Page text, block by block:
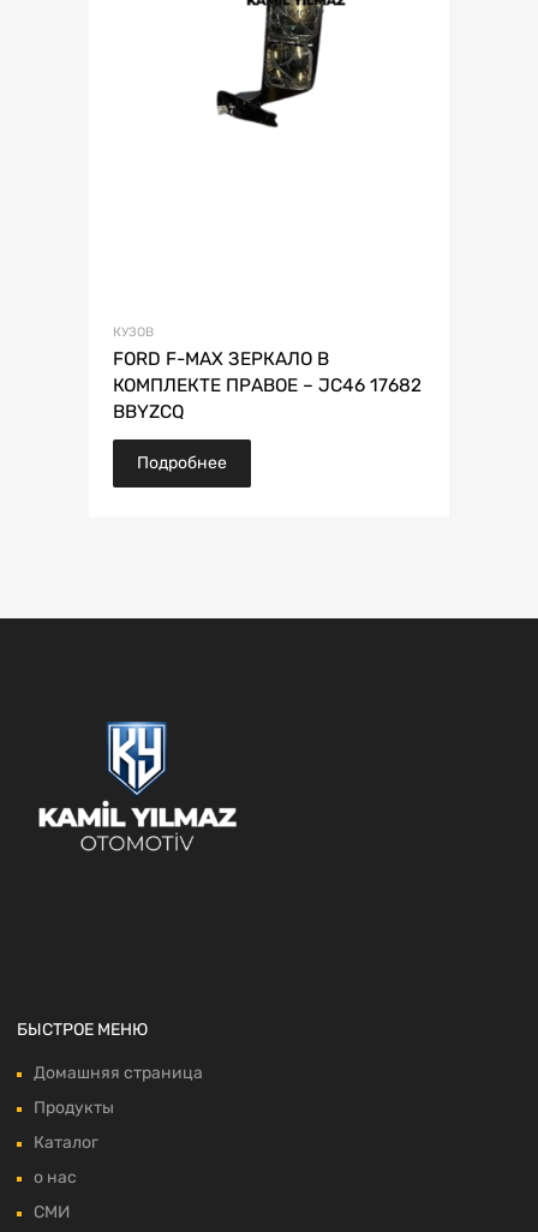
КУЗОВ
FORD F-MAX ЗЕРКАЛО В
КОМПЛЕКТЕ ПРАВОЕ – JC46 17682
BBYZCQ
Подробнее
БЫСТРОЕ МЕНЮ
Домашняя страница
Продукты
Каталог
о нас
СМИ